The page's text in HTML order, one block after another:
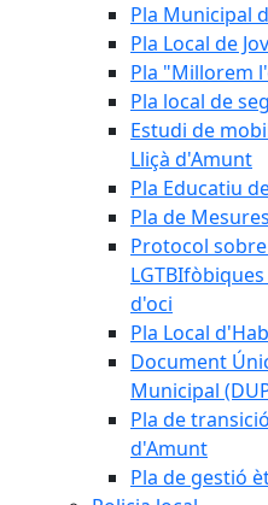
Pla Municipal
Pla Local de
Pla "Millorem
Pla local de
Estudi de
Lliçà d'Amunt
Pla Educatiu
Pla de
Protocol
d'oci
Pla Local
Document
Municipal
Pla de
d'Amunt
Pla de gestió